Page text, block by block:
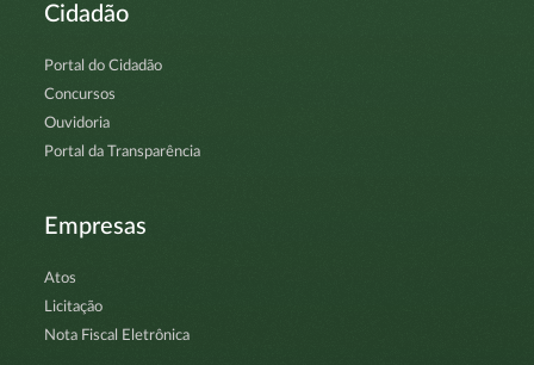
Cidadão
Portal do Cidadão
Concursos
Ouvidoria
Portal da Transparência
Empresas
Atos
Licitação
Nota Fiscal Eletrônica